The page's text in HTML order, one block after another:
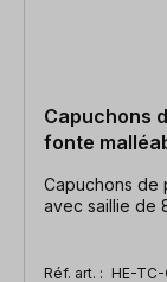
Capuchons
fonte
Capuchons de
avec saillie de
Réf. art. : HE-